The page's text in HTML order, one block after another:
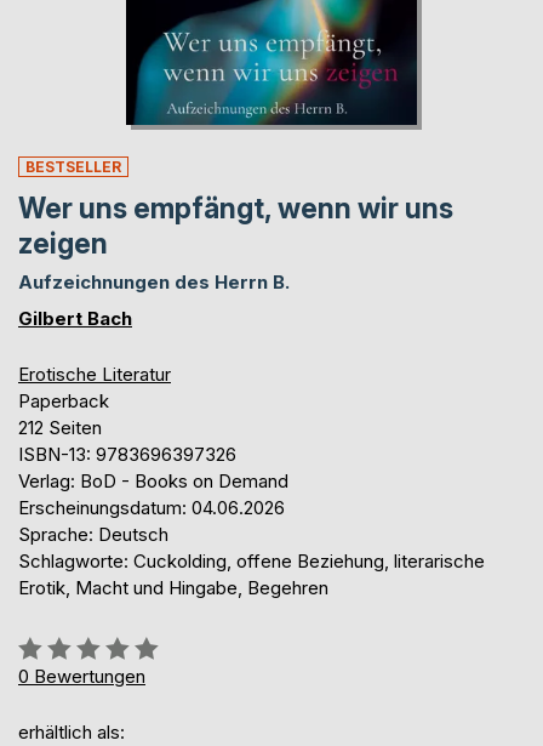
BESTSELLER
Wer uns empfängt, wenn wir uns
zeigen
Aufzeichnungen des Herrn B.
Gilbert Bach
Erotische Literatur
Paperback
212 Seiten
ISBN-13: 9783696397326
Verlag: BoD - Books on Demand
Erscheinungsdatum: 04.06.2026
Sprache: Deutsch
Schlagworte: Cuckolding, offene Beziehung, literarische
Erotik, Macht und Hingabe, Begehren
Bewertung::
0%
0 Bewertungen
erhältlich als: